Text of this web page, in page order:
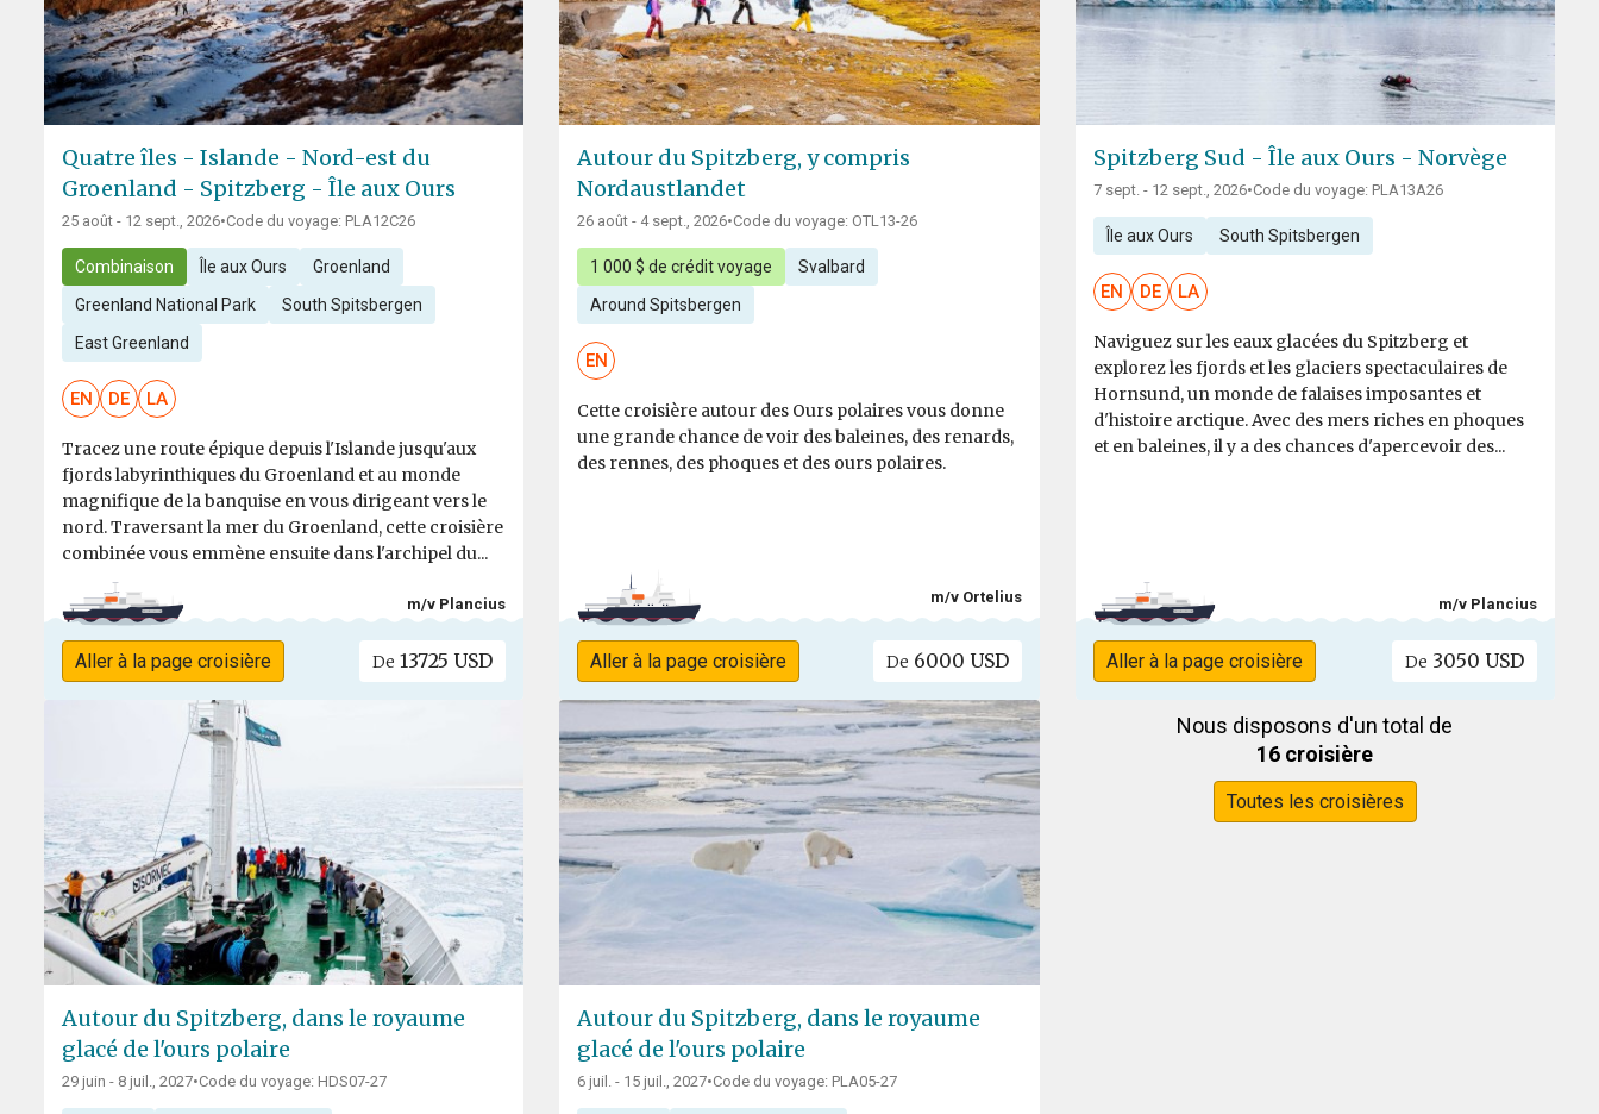
Quatre îles - Islande - Nord-est du
Groenland - Spitzberg - Île aux Ours
25 août - 12 sept., 2026•Code du voyage: PLA12C26
Combinaison Île aux Ours Groenland
Greenland National Park South Spitsbergen
East Greenland
EN DE LA
Tracez une route épique depuis l'Islande jusqu'aux
fjords labyrinthiques du Groenland et au monde
magnifique de la banquise en vous dirigeant vers le
nord. Traversant la mer du Groenland, cette croisière
combinée vous emmène ensuite dans l'archipel du...
m/v Plancius
Aller à la page croisière De 13725 USD
Autour du Spitzberg, y compris
Nordaustlandet
26 août - 4 sept., 2026•Code du voyage: OTL13-26
1 000 $ de crédit voyage Svalbard
Around Spitsbergen
EN
Cette croisière autour des Ours polaires vous donne
une grande chance de voir des baleines, des renards,
des rennes, des phoques et des ours polaires.
m/v Ortelius
Aller à la page croisière De 6000 USD
Spitzberg Sud - Île aux Ours - Norvège
7 sept. - 12 sept., 2026•Code du voyage: PLA13A26
Île aux Ours South Spitsbergen
EN DE LA
Naviguez sur les eaux glacées du Spitzberg et
explorez les fjords et les glaciers spectaculaires de
Hornsund, un monde de falaises imposantes et
d'histoire arctique. Avec des mers riches en phoques
et en baleines, il y a des chances d'apercevoir des...
m/v Plancius
Aller à la page croisière De 3050 USD
Autour du Spitzberg, dans le royaume
glacé de l'ours polaire
29 juin - 8 juil., 2027•Code du voyage: HDS07-27
Autour du Spitzberg, dans le royaume
glacé de l'ours polaire
6 juil. - 15 juil., 2027•Code du voyage: PLA05-27
Nous disposons d'un total de
16 croisière
Toutes les croisières